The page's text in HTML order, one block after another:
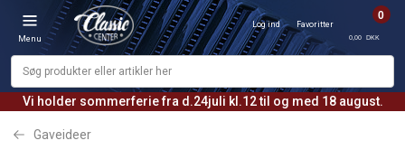
Vi holder sommerferie fra d.24juli kl.12 til og med 18 august.
Menu
Log ind Favoritter
0
0,00 DKK
Gaveideer